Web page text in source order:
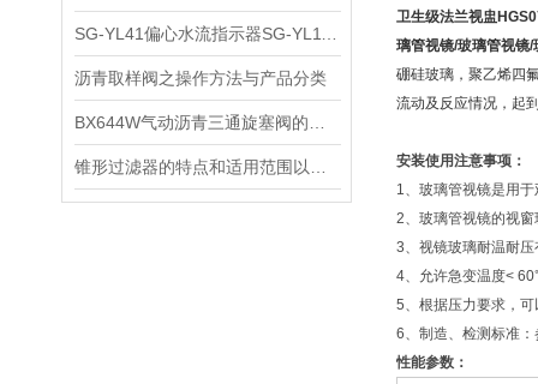
沥青取样阀之操作方法与产品分类
卫生级法兰视盅
璃管视镜/玻璃管视镜/
硼硅玻璃，聚乙烯四
流动及反应情况，起
安装使用注意事项：
1、玻璃管视镜是用
2、玻璃管视镜的视
3、视镜玻璃耐温耐
4、允许急变温度<
5、根据压力要求，
6、制造、检测标准
性能参数：